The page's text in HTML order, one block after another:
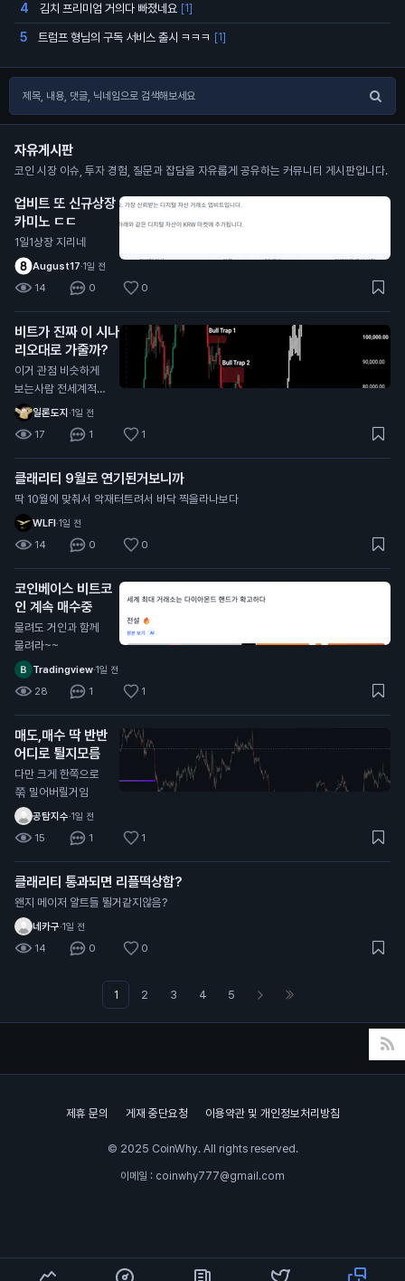
4 김치 프리미엄 거의다 빠졌네요 [1]
5 트럼프 형님의 구독 서비스 출시 ㅋㅋㅋ [1]
자유게시판
코인 시장 이슈, 투자 경험, 질문과 잡담을 자유롭게 공유하는 커뮤니티 게시판입니다.
업비트 또 신규상장
카미노 ㄷㄷ
1일1상장 지리네
August17·1일 전
14 0 0
비트가 진짜 이 시나
리오대로 가줄까?
이거 관점 비슷하게
보는사람 전세계적으
로 너무 많던데
일론도지 ·1일 전
17 1 1
클래리티 9월로 연기된거보니까
딱 10월에 맞춰서 악재터트려서 바닥 찍을라나보다
WLFI·1일 전
14 0 0
코인베이스 비트코
인 계속 매수중
물려도 거인과 함께
물려라~~
Tradingview·1일 전
28 1 1
매도,매수 딱 반반
어디로 튈지모름
다만 크게 한쪽으로
쭊 밀어버릴거임
공탐지수·1일 전
15 1 1
클래리티 통과되면 리플떡상함?
왠지 메이저 알트들 뛸거같지않음?
네카구·1일 전
14 0 0
1 2 3 4 5
제휴 문의 게재 중단요청 이용약관 및 개인정보처리방침
© 2025 CoinWhy. All rights reserved.
이메일 : coinwhy777@gmail.com